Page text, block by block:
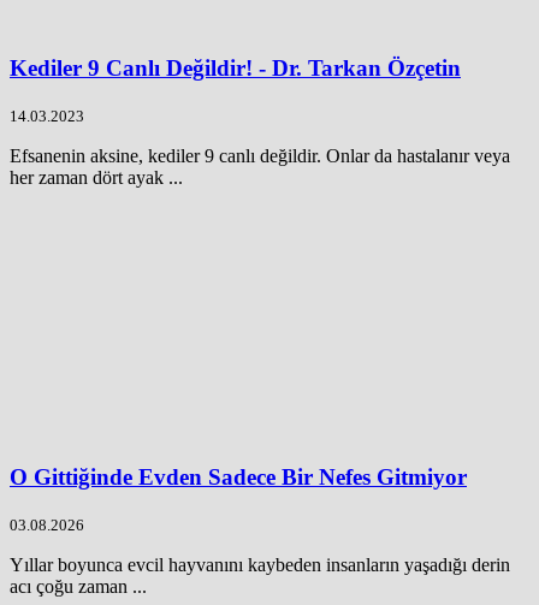
Kediler 9 Canlı Değildir! - Dr. Tarkan Özçetin
14.03.2023
Efsanenin aksine, kediler 9 canlı değildir. Onlar da hastalanır veya
her zaman dört ayak ...
O Gittiğinde Evden Sadece Bir Nefes Gitmiyor
03.08.2026
Yıllar boyunca evcil hayvanını kaybeden insanların yaşadığı derin
acı çoğu zaman ...